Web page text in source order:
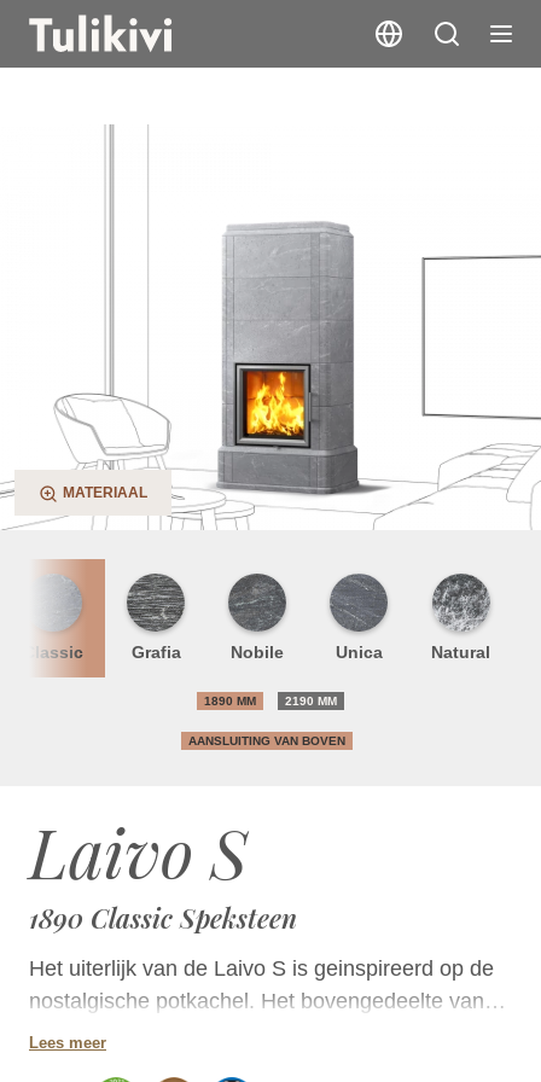
MATERIAAL
Laivo S
1890 Classic Speksteen
Het uiterlijk van de Laivo S is geinspireerd op de
nostalgische potkachel. Het bovengedeelte van
de kachel versmalt in een hoekige sierlijst. De
Lees meer
Classic Grafia Nobile Unica Natural
1890 MM 2190 MM
AANSLUITING VAN BOVEN